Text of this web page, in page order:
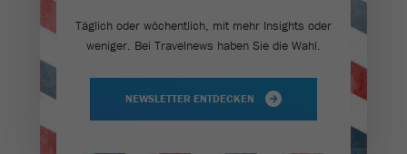
Täglich oder wöchentlich, mit mehr Insights oder
weniger. Bei Travel­news haben Sie die Wahl.
NEWSLETTER ENTDECKEN